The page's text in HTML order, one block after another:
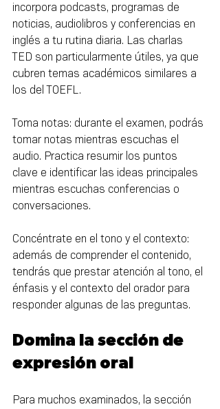
incorpora podcasts, programas de
noticias, audiolibros y conferencias en
inglés a tu rutina diaria. Las charlas
TED son particularmente útiles, ya que
cubren temas académicos similares a
los del TOEFL.
Toma notas: durante el examen, podrás
tomar notas mientras escuchas el
audio. Practica resumir los puntos
clave e identificar las ideas principales
mientras escuchas conferencias o
conversaciones.
Concéntrate en el tono y el contexto:
además de comprender el contenido,
tendrás que prestar atención al tono, el
énfasis y el contexto del orador para
responder algunas de las preguntas.
Domina la sección de
expresión oral
Para muchos examinados, la sección